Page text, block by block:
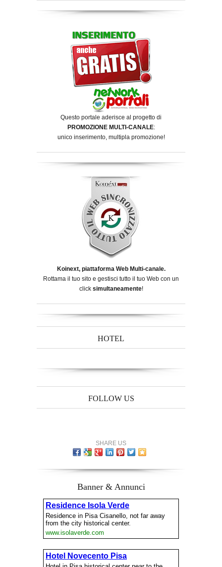
Questo portale aderisce al progetto di
PROMOZIONE MULTI-CANALE:
unico inserimento, multipla promozione!
Koinext, piattaforma Web Multi-canale.
Rottama il tuo sito e gestisci tutto il tuo Web con un
click simultaneamente!
HOTEL
FOLLOW US
SHARE US
Banner & Annunci